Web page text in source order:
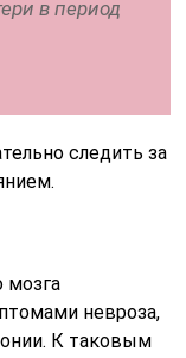
в период
следить за
мозга
невроза,
К таковым